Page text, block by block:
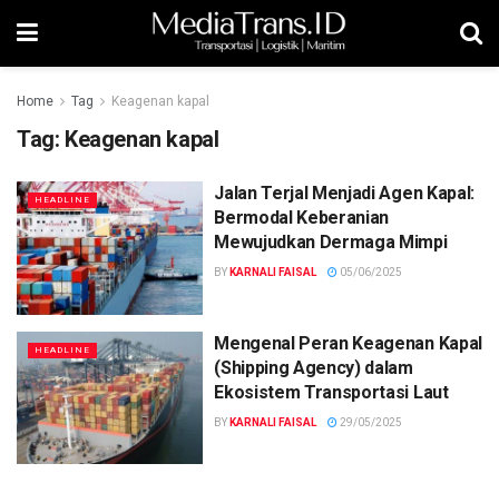
Home Tag Keagenan kapal
Tag: Keagenan kapal
HEADLINE
Jalan Terjal Menjadi Agen Kapal:
Bermodal Keberanian
Mewujudkan Dermaga Mimpi
BY KARNALI FAISAL 05/06/2025
HEADLINE
Mengenal Peran Keagenan Kapal
(Shipping Agency) dalam
Ekosistem Transportasi Laut
BY KARNALI FAISAL 29/05/2025